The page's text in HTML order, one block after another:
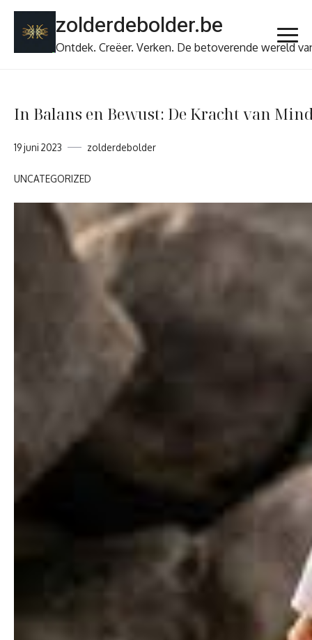
zolderdebolder.be
Ontdek. Creëer. Verken. De betoverende wereld
In Balans en Bewust: De Kracht van
19 juni 2023 zolderdebolder
UNCATEGORIZED